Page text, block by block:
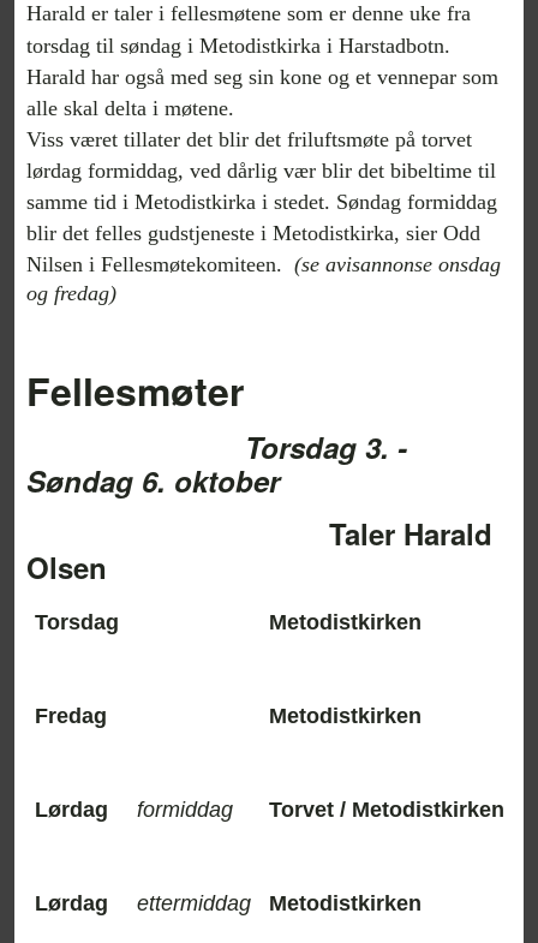
Harald er taler i fellesmøtene som er denne uke fra
torsdag til søndag i Metodistkirka i Harstadbotn.
Harald har også med seg sin kone og et vennepar som
alle skal delta i møtene.
Viss været tillater det blir det friluftsmøte på torvet
lørdag formiddag, ved dårlig vær blir det bibeltime til
samme tid i Metodistkirka i stedet. Søndag formiddag
blir det felles gudstjeneste i Metodistkirka, sier Odd
Nilsen i Fellesmøtekomiteen. (se avisannonse onsdag
og fredag)
Fellesmøter
Torsdag 3. -
Søndag 6. oktober
Taler Harald
Olsen
Torsdag
Fredag Metodistkirken
Lørdag formiddag Torvet / Metodistkirken
Lørdag ettermiddag Metodistkirken